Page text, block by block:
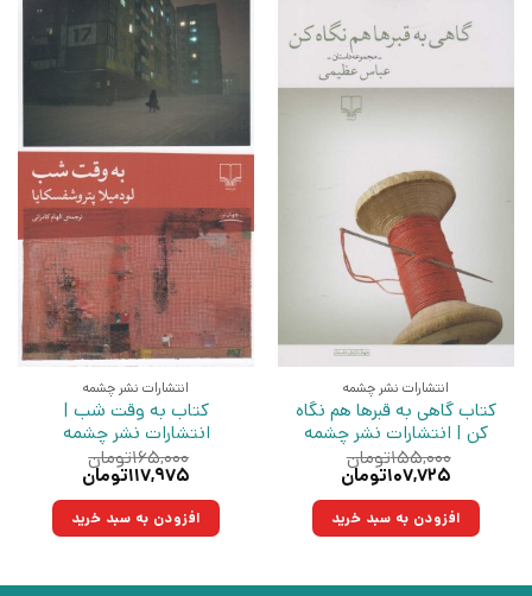
انتشارات نشر چشمه
کتاب گاهی به قبرها هم نگاه
کن | انتشارات نشر چشمه
۱۵۵,۰۰۰تومان
قیمت
۱۵۵,۰۰۰تومان
بود.
۱۰۷,۷۲۵تومان
۱۰۷,۷۲۵تومان.افزودن به سبد خرید
انتشارات نشر چشمه
کتاب به وقت شب |
انتشارات نشر چشمه
۱۶۵,۰۰۰تومان
قیمت
۱۶۵,۰۰۰تومان
بود.
۱۱۷,۹۷۵تومان
۱۱۷,۹۷۵تومان.افزودن به سبد خرید